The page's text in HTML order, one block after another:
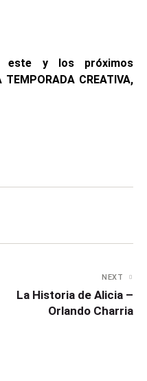
y los próximos
CREATIVA,
NEXT
La Historia de Alicia –
Orlando Charria